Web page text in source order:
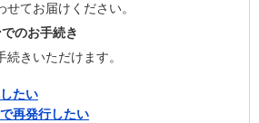
てお届けください。
のお手続き
きいただけます。
たい
再発行したい